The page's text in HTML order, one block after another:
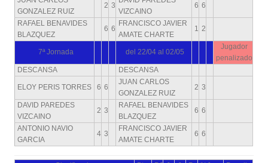
GONZALEZ RUIZ
2 3
VIZCAINO
6 6
RAFAEL BENAVIDES
BLAZQUEZ
6 6
FRANCISCO JAVIER
AMATE CHARTE
1 2
7ª Jornada del 22/04 al 02/05
Jugador
penalizado
DESCANSA
DESCANSA
ELOY PERIS TORRES 6 6
JUAN CARLOS
GONZALEZ RUIZ
2 3
DAVID PAREDES
VIZCAINO
2 3
RAFAEL BENAVIDES
BLAZQUEZ
6 6
ANTONIO NAVIO
GARCIA
4 3
FRANCISCO JAVIER
AMATE CHARTE
6 6